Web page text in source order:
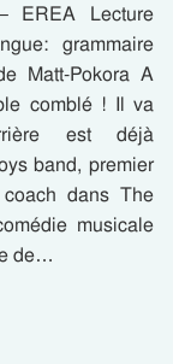
EREA Lecture
grammaire
Matt-Pokora A
comblé ! Il va
est déjà
band, premier
dans The
musicale
de…